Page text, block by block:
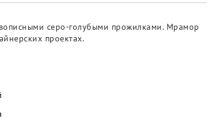
серо-голубыми прожилками. Мрамор
проектах.